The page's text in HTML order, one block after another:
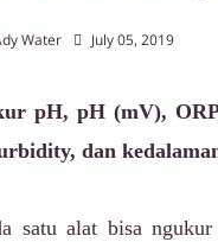
Water July 05, 2019
pH, pH (mV),
dan
satu alat bisa